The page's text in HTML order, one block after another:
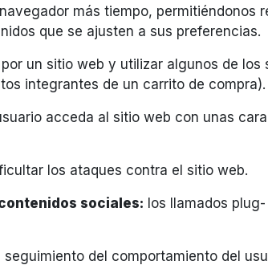
más tiempo,
que se ajusten a sus preferencias.
un sitio web y utilizar algunos de
integrantes de un carrito de compra).
acceda al sitio web con unas
los ataques contra el sitio web.
sociales: los llamados
del comportamiento del